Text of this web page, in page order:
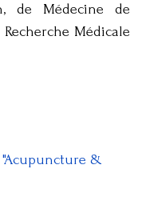
de Médecine de
Médicale
&